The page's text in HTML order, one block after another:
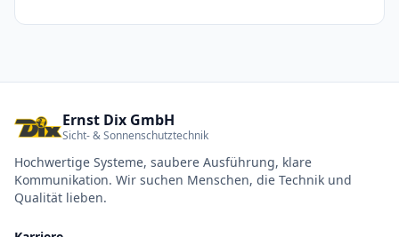
Ernst Dix GmbH
Sicht- & Sonnenschutztechnik
Hochwertige Systeme, saubere Ausführung, klare
Kommunikation. Wir suchen Menschen, die Technik und
Qualität lieben.